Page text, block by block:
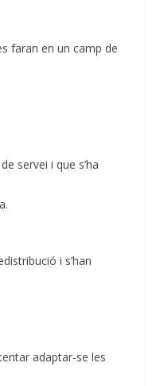
faran en un camp de
servei i que s’ha
i s’han
adaptar-se les